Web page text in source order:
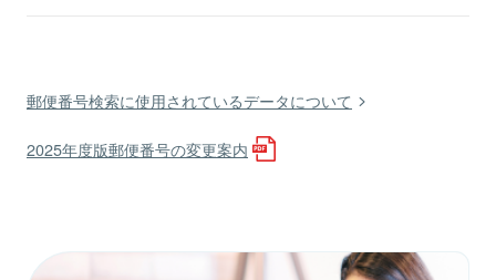
郵便番号検索に使用されているデータについて
2025年度版郵便番号の変更案内